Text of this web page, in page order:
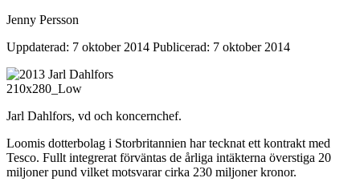
Jenny Persson
Uppdaterad: 7 oktober 2014 Publicerad: 7 oktober 2014
Jarl Dahlfors, vd och koncernchef.
Loomis dotterbolag i Storbritannien har tecknat ett kontrakt med
Tesco. Fullt integrerat förväntas de årliga intäkterna överstiga 20
miljoner pund vilket motsvarar cirka 230 miljoner kronor.